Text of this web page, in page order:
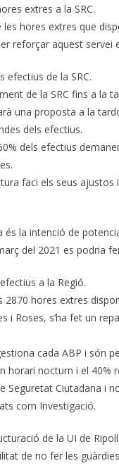
extres a la SRC.
hores extres que
reforçar aquest servei
efectius de la SRC.
de la SRC fins a la
una proposta a la
dels efectius.
dels efectius
faci els seus
és la intenció de
del 2021 es podria
a la Regió.
2870 hores extres
i Roses, s’ha fet un
cada ABP i són
horari nocturn i el 40%
Seguretat Ciutadana i
com Investigació.
de la UI de Ripoll.
de no fer les